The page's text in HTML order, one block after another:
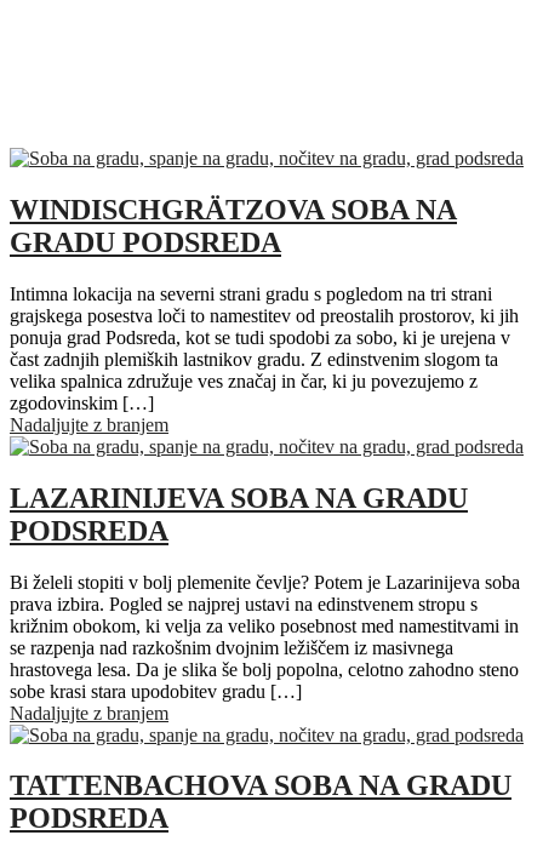
WINDISCHGRÄTZOVA SOBA NA
GRADU PODSREDA
Intimna lokacija na severni strani gradu s pogledom na tri strani
grajskega posestva loči to namestitev od preostalih prostorov, ki jih
ponuja grad Podsreda, kot se tudi spodobi za sobo, ki je urejena v
čast zadnjih plemiških lastnikov gradu. Z edinstvenim slogom ta
velika spalnica združuje ves značaj in čar, ki ju povezujemo z
zgodovinskim […]
Nadaljujte z branjem
LAZARINIJEVA SOBA NA GRADU
PODSREDA
Bi želeli stopiti v bolj plemenite čevlje? Potem je Lazarinijeva soba
prava izbira. Pogled se najprej ustavi na edinstvenem stropu s
križnim obokom, ki velja za veliko posebnost med namestitvami in
se razpenja nad razkošnim dvojnim ležiščem iz masivnega
hrastovega lesa. Da je slika še bolj popolna, celotno zahodno steno
sobe krasi stara upodobitev gradu […]
Nadaljujte z branjem
TATTENBACHOVA SOBA NA GRADU
PODSREDA